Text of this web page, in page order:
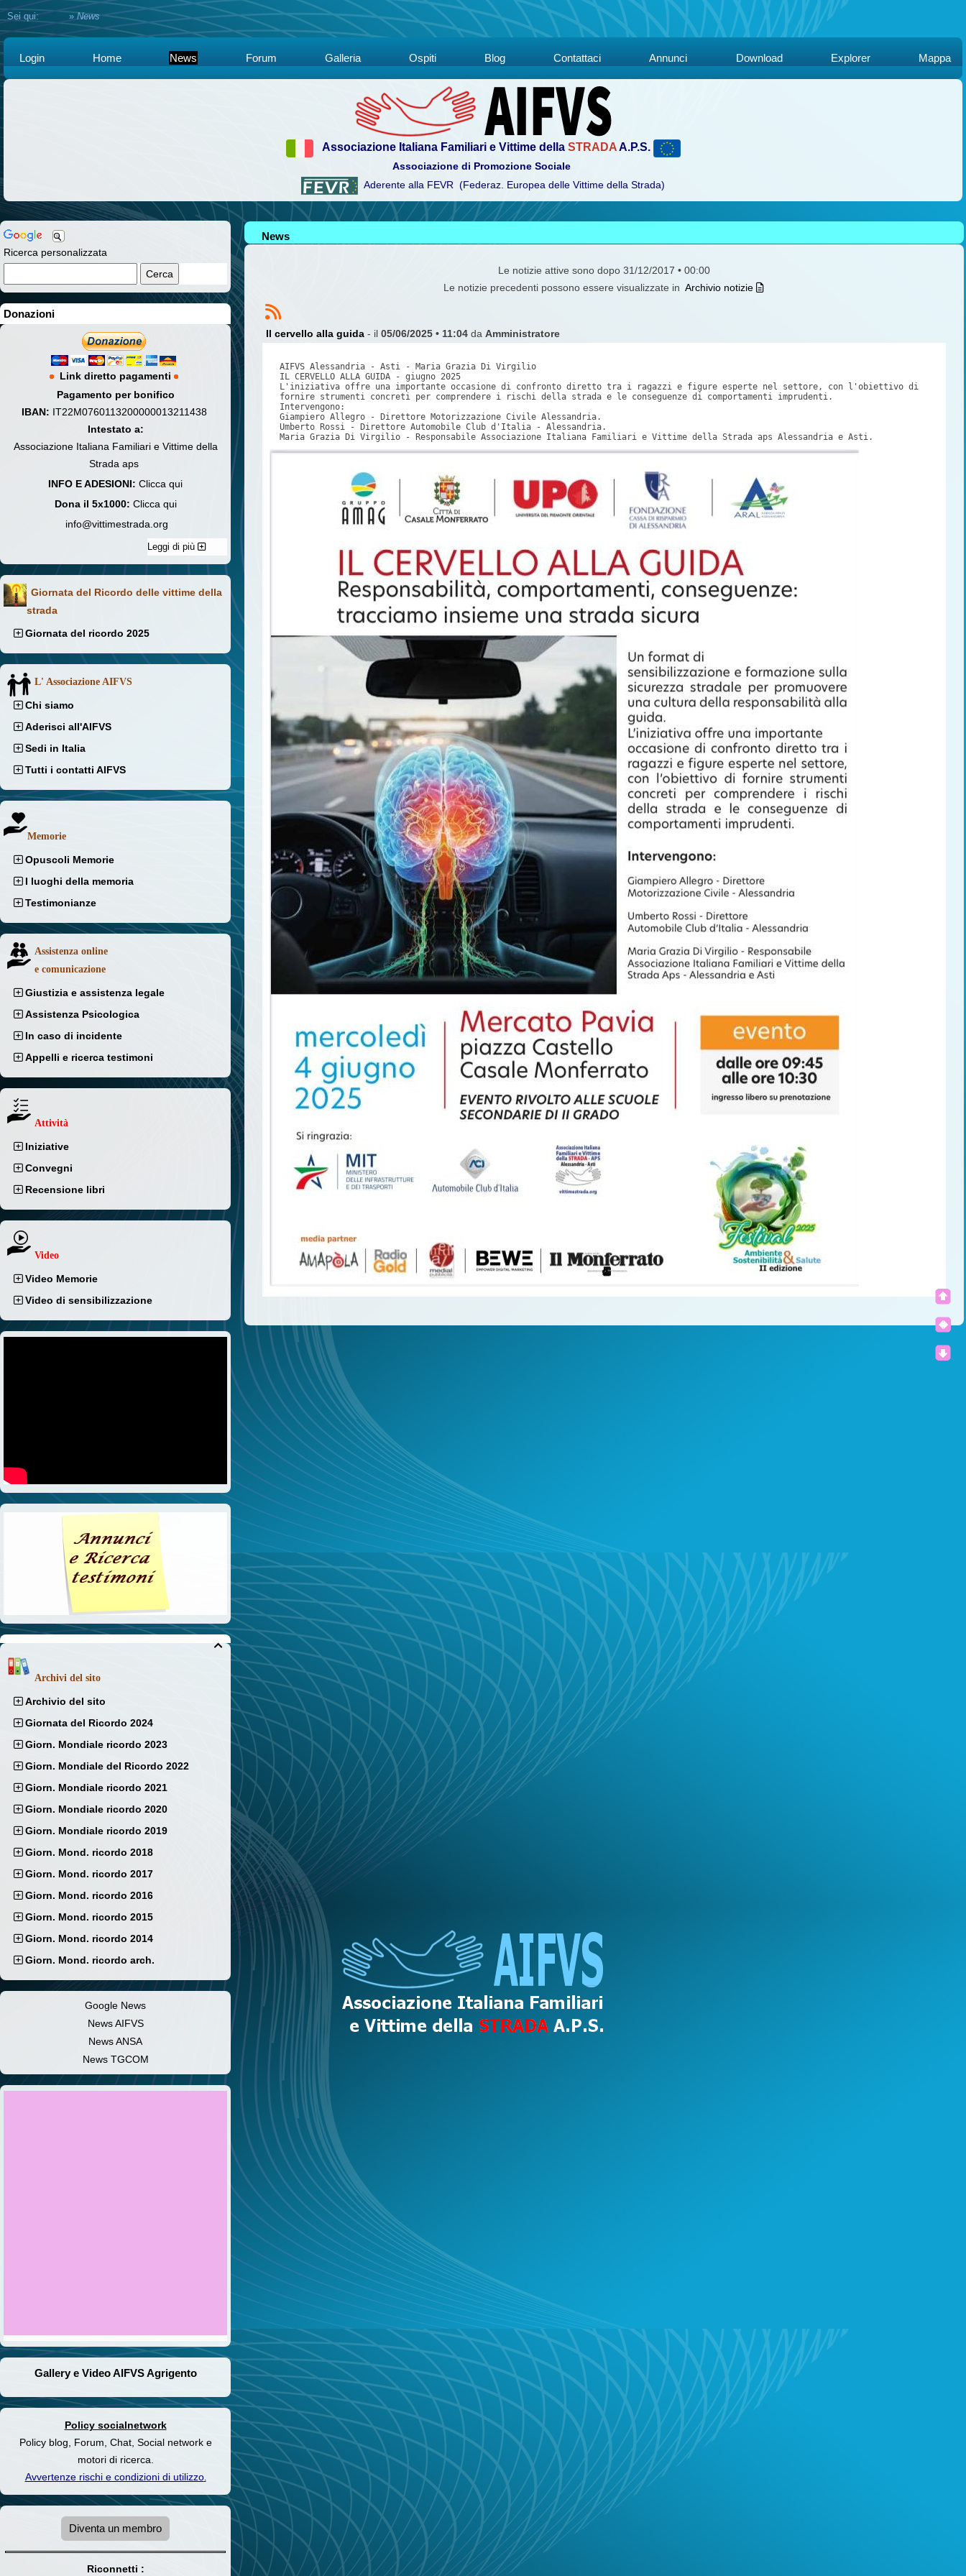
Sei qui:Home »News
Login Home News Forum Galleria Ospiti Blog Contattaci Annunci Download Explorer Mappa
Associazione Italiana Familiari e Vittime della STRADAA.P.S.
Associazione di Promozione Sociale
Aderente alla FEVR (Federaz. Europea delle Vittime della Strada)
Ricerca personalizzata
Donazioni
Link diretto pagamenti
Pagamento per bonifico
IBAN: IT22M0760113200000013211438
Intestato a:
Associazione Italiana Familiari e Vittime della
Strada aps
INFO E ADESIONI: Clicca qui
Dona il 5x1000: Clicca qui
info@vittimestrada.org
Leggi di più
Giornata del Ricordo delle vittime della
strada
Giornata del ricordo 2025
L' Associazione AIFVS
Chi siamo
Aderisci all'AIFVS
Sedi in Italia
Tutti i contatti AIFVS
Memorie
Opuscoli Memorie
I luoghi della memoria
Testimonianze
Assistenza online
e comunicazione
Giustizia e assistenza legale
Assistenza Psicologica
In caso di incidente
Appelli e ricerca testimoni
Attività
Iniziative
Convegni
Recensione libri
Video
Video Memorie
Video di sensibilizzazione

Archivi del sito
Archivio del sito
Giornata del Ricordo 2024
Giorn. Mondiale ricordo 2023
Giorn. Mondiale del Ricordo 2022
Giorn. Mondiale ricordo 2021
Giorn. Mondiale ricordo 2020
Giorn. Mondiale ricordo 2019
Giorn. Mond. ricordo 2018
Giorn. Mond. ricordo 2017
Giorn. Mond. ricordo 2016
Giorn. Mond. ricordo 2015
Giorn. Mond. ricordo 2014
Giorn. Mond. ricordo arch.
Google News
News AIFVS
News ANSA
News TGCOM
Gallery e Video AIFVS Agrigento
Policy socialnetwork
Policy blog, Forum, Chat, Social network e
motori di ricerca.
Avvertenze rischi e condizioni di utilizzo.
Diventa un membro
Riconnetti :
News
Le notizie attive sono dopo 31/12/2017 • 00:00
Le notizie precedenti possono essere visualizzate in Archivio notizie
Il cervello alla guida - il 05/06/2025 • 11:04da Amministratore
AIFVS Alessandria - Asti - Maria Grazia Di Virgilio
IL CERVELLO ALLA GUIDA - giugno 2025
L'iniziativa offre una importante occasione di confronto diretto tra i ragazzi e figure esperte nel settore, con l'obiettivo di
fornire strumenti concreti per comprendere i rischi della strada e le conseguenze di comportamenti imprudenti.
Intervengono:
Giampiero Allegro - Direttore Motorizzazione Civile Alessandria.
Umberto Rossi - Direttore Automobile Club d'Italia - Alessandria.
Maria Grazia Di Virgilio - Responsabile Associazione Italiana Familiari e Vittime della Strada aps Alessandria e Asti.